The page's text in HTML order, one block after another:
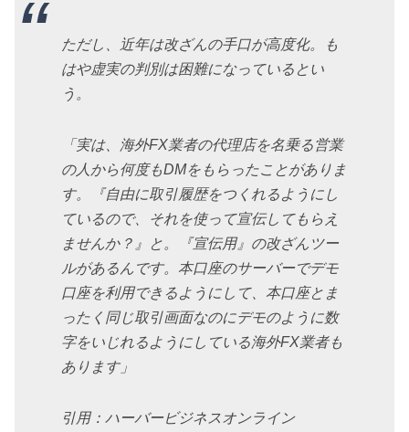
ただし、近年は改ざんの手口が高度化。も
はや虚実の判別は困難になっているとい
う。
「実は、海外FX業者の代理店を名乗る営業
の人から何度もDMをもらったことがありま
す。『自由に取引履歴をつくれるようにし
ているので、それを使って宣伝してもらえ
ませんか？』と。『宣伝用』の改ざんツー
ルがあるんです。本口座のサーバーでデモ
口座を利用できるようにして、本口座とま
ったく同じ取引画面なのにデモのように数
字をいじれるようにしている海外FX業者も
あります」
引用：ハーバービジネスオンライン